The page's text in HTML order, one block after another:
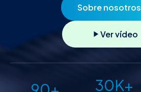
Sobre nosotros
play_arrow Ver vídeo
30K+